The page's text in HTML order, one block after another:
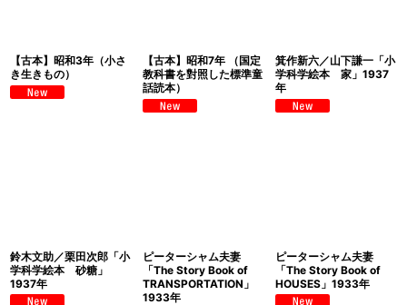
【古本】昭和3年（小さ
き生きもの）
【古本】昭和7年 （国定
教科書を對照した標準童
話読本）
箕作新六／山下謙一「小
学科学絵本 家」1937
年
鈴木文助／栗田次郎「小
学科学絵本 砂糖」
1937年
ピーターシャム夫妻
「The Story Book of
TRANSPORTATION」
1933年
ピーターシャム夫妻
「The Story Book of
HOUSES」1933年